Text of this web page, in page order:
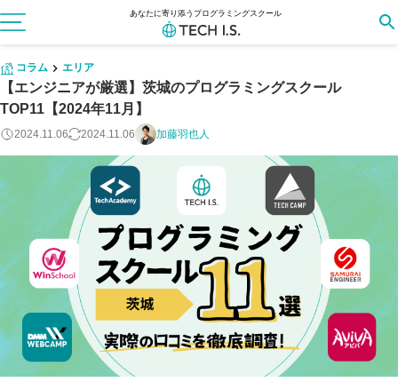
あなたに寄り添うプログラミングスクール
コラム エリア
【エンジニアが厳選】茨城のプログラミングスクール
TOP11【2024年11月】
2024.11.06 2024.11.06 加藤羽也人